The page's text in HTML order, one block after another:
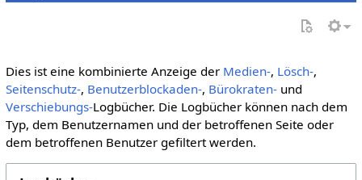
Dies ist eine kombinierte Anzeige der Medien-, Lösch-,
Seitenschutz-, Benutzerblockaden-, Bürokraten-und
Verschiebungs-Logbücher. Die Logbücher können nach dem
Typ, dem Benutzernamen und der betroffenen Seite oder
dem betroffenen Benutzer gefiltert werden.